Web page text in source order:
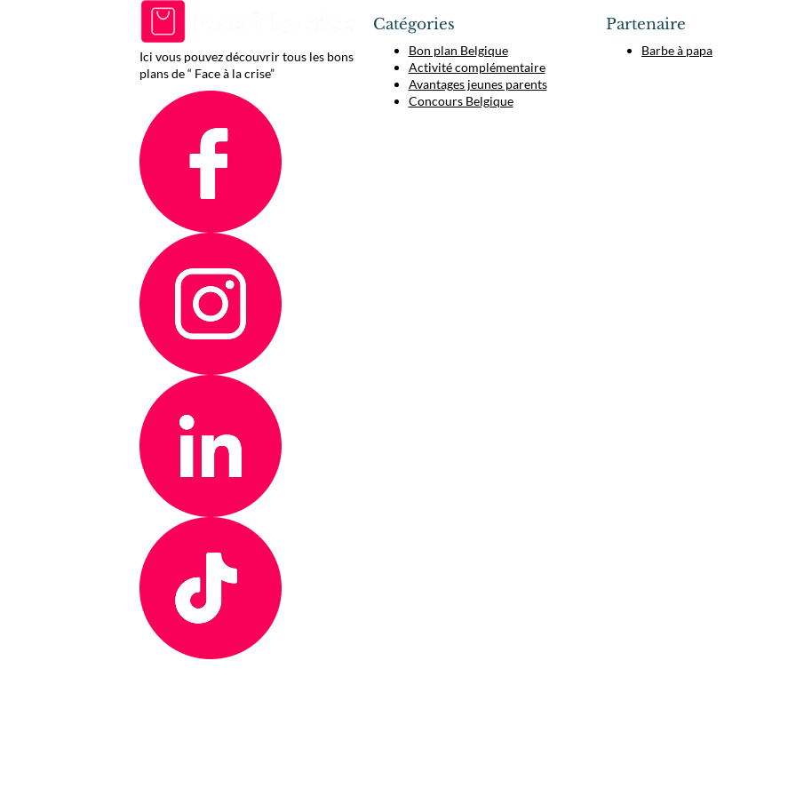
Ici vous pouvez découvrir tous les bons
plans de “ Face à la crise”
Catégories
Bon plan Belgique
Activité complémentaire
Avantages jeunes parents
Concours Belgique
Partenaire
Barbe à papa